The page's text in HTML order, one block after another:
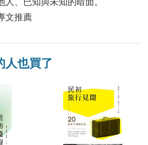
文推薦
人也買了